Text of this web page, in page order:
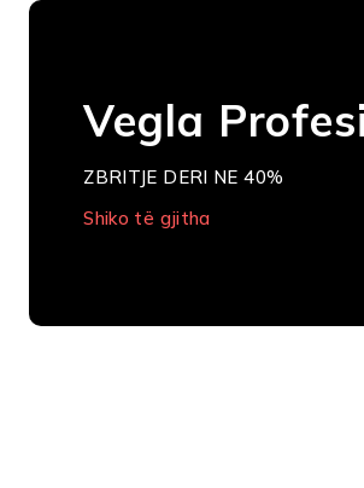
Vegla
ZBRITJE DERI NE 40%
Shiko të gjitha